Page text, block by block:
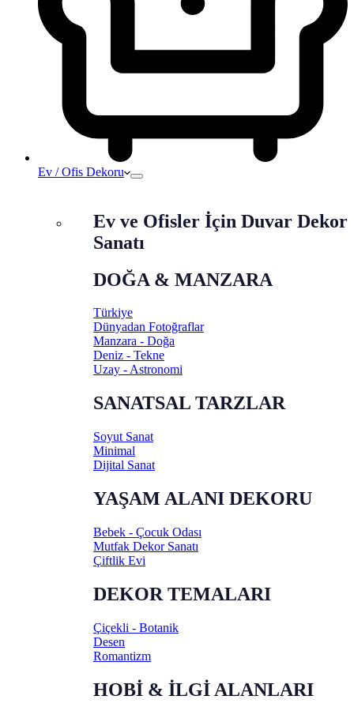
Ev / Ofis Dekoru
Ev ve Ofisler İçin Duvar Dekor
Sanatı
DOĞA & MANZARA
Türkiye
Dünyadan Fotoğraflar
Manzara - Doğa
Deniz - Tekne
Uzay - Astronomi
SANATSAL TARZLAR
Soyut Sanat
Minimal
Dijital Sanat
YAŞAM ALANI DEKORU
Bebek - Çocuk Odası
Mutfak Dekor Sanatı
Çiftlik Evi
DEKOR TEMALARI
Çiçekli - Botanik
Desen
Romantizm
HOBİ & İLGİ ALANLARI